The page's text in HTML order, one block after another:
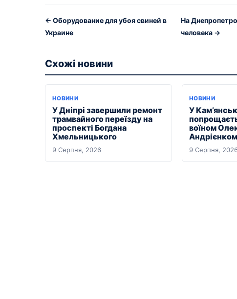
← Оборудование для убоя свиней в
Украине
На
человека →
Схожі новини
НОВИНИ
У Дніпрі завершили ремонт
трамвайного переїзду на
проспекті Богдана
Хмельницького
9 Серпня, 2026
НОВИНИ
У
воїном
Андрієнком
9 Серпня,